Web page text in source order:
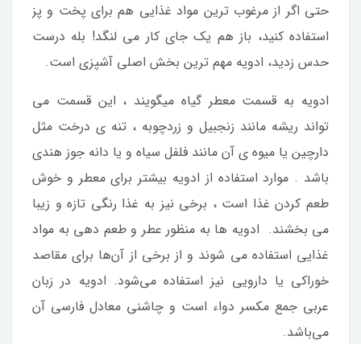
حتی اگر از مرغوب ترین مواد غذایی هم برای پخت و پز
استفاده کنید، باز هم یک جای کار می لنگد! بله درست
حدس زدید، ادویه مهم ترین بخش اصلی آشپزی است.
ادویه به قسمت معطر گیاه میگویند ، این قسمت می
تواند ریشه مانند زنجبیل و زردچوبه ، تنه ی درخت مثل
دارچین یا میوه ی آن مانند فلفل سیاه و یا دانه جوز هندی
باشد . موارد استفاده از ادویه بیشتر برای معطر و خوش
طعم کردن غذا است ، برخی نیز به غذا رنگی تازه و زیبا
می بخشند. ادویه ها به منظور عطر و طعم دهی به مواد
غذایی استفاده می شوند و از برخی از آن‌ها برای مقاصد
خوراکی یا دارویی نیز استفاده می‌شود. ادویه در زبان
عربی جمع مکسر دواء است و چاشنی معادل فارسی آن
می‌باشد.